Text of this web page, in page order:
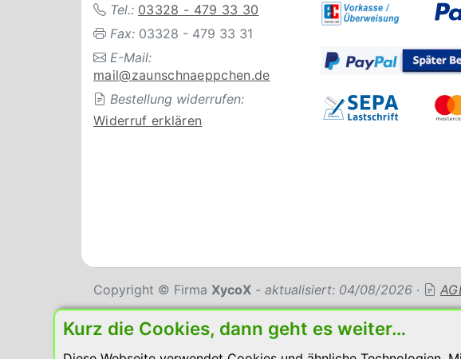
Tel.: 03328 - 479 33 30
Fax: 03328 - 479 33 31
E-Mail:
mail@zaunschnaeppchen.de
Bestellung widerrufen:
Widerruf erklären
Copyright © Firma XycoX - aktualisiert: 04/08/2026 ·
Kurz die Cookies, dann geht es weiter…